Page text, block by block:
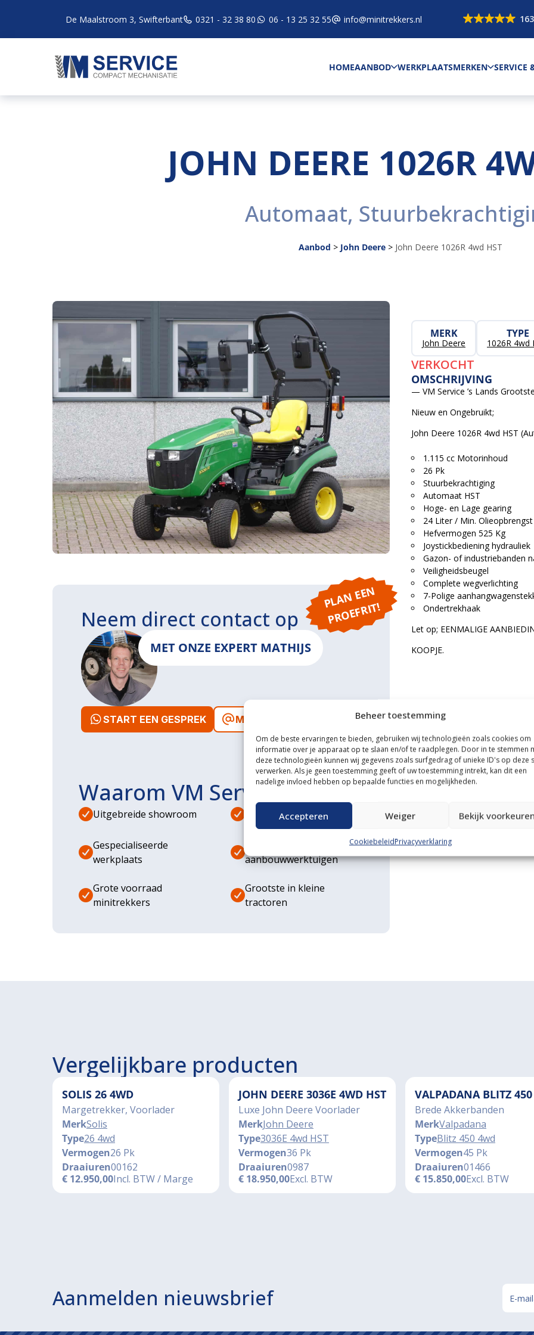
Beheer toestemming
Om de beste ervaringen te bieden, gebruiken wij technologieën zoals cookies om
informatie over je apparaat op te slaan en/of te raadplegen. Door in te stemmen
deze technologieën kunnen wij gegevens zoals surfgedrag of unieke ID's op deze
verwerken. Als je geen toestemming geeft of uw toestemming intrekt, kan dit een
nadelige invloed hebben op bepaalde functies en mogelijkheden.
Accepteren Weiger Bekijk
CookiebeleidPrivacyverklaring
De Maalstroom 3, Swifterbant 0321 - 32 38 80 06 - 13 25 32 55 info@minitrekkers.nl
HOMEAANBOD WERKPLAATSMERKEN SERVICE
JOHN DEERE 1026R
Automaat,
Aanbod > John Deere > John Deere 1026R 4wd HST
MERK
John Deere
TYPE
1026R 4wd
VERKOCHT
OMSCHRIJVING
— VM Service ’s Lands
Nieuw en Ongebruikt;
John Deere 1026R 4wd HST
1.115 cc Motorinhoud
26 Pk
Stuurbekrachtiging
Automaat HST
Hoge- en Lage gearing
24 Liter / Min. Olieopbrengst
Hefvermogen 525 Kg
Joystickbediening hydrauliek
Gazon- of industriebanden
Veiligheidsbeugel
Complete wegverlichting
7-Polige
Ondertrekhaak
Let op; EENMALIGE
KOOPJE.
P
L
A
N
E
E
N
P
R
O
E
F
RI
T!
Neem direct contact op
MET ONZE EXPERT MATHIJS
START EEN GESPREK MAIL ONS
Waarom VM Service
Uitgebreide showroom Eigen transportservice
Gespecialiseerde
werkplaats
aanbouwwerktuigen
Grote voorraad
minitrekkers
Grootste in kleine
tractoren
Vergelijkbare producten
SOLIS 26 4WD
Margetrekker, Voorlader
MerkSolis
Type26 4wd
Vermogen26 Pk
Draaiuren00162
€ 12.950,00Incl. BTW / Marge
JOHN DEERE 3036E 4WD HST
Luxe John Deere Voorlader
MerkJohn Deere
Type3036E 4wd HST
Vermogen36 Pk
Draaiuren0987
€ 18.950,00Excl. BTW
VALPADANA BLITZ
Brede Akkerbanden
MerkValpadana
TypeBlitz 450 4wd
Vermogen45 Pk
Draaiuren01466
€ 15.850,00Excl. BTW
Aanmelden nieuwsbrief